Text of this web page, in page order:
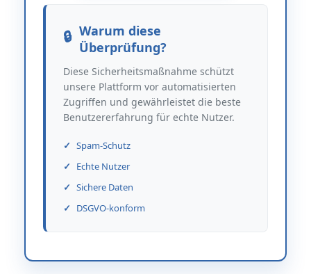
Warum diese
Überprüfung?
Diese Sicherheitsmaßnahme schützt
unsere Plattform vor automatisierten
Zugriffen und gewährleistet die beste
Benutzererfahrung für echte Nutzer.
Spam-Schutz
Echte Nutzer
Sichere Daten
DSGVO-konform